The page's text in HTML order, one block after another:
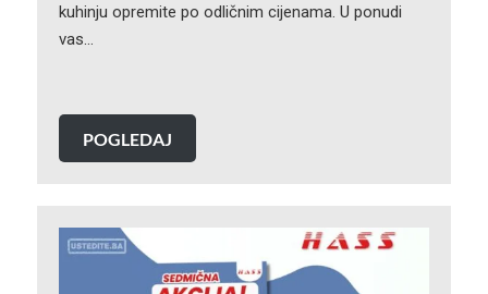
kuhinju opremite po odličnim cijenama. U ponudi
vas…
POGLEDAJ